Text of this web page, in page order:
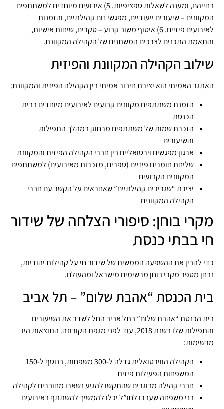
בחייהם, ומענה לשאלות ספציפיות. 5) אירועים מיוחדים למשתתפים
המקוונים – שיעורים ייעודיים, מפגשי זום קהילתיים, והזמנות
לאירועים פיזיים. 6) איסוף משוב קבוע – סקרים, שיחות אישיות,
והתאמת התכנים לצרכים המשתנים של הקהילה המקוונת.
שילוב הקהילה המקוונת והפיזית
האתגר האמיתי הוא יצירת חיבור אמיתי בין הקהילה הפיזית והמקוונת:
הזמנת משתתפים מקוונים קבועים לאירועים מיוחדים בבית
הכנסת
הזכרת שמות של משתתפים מרחוק במהלך התפילות
והשיעורים
ארגון מפגשים וירטואליים בין חברי הקהילה הפיזית והמקוונת
שליחת חומרים פיזיים (ספרים, מזכרות מאירועים) למשתתפים
המקוונים הקבועים
יצירת “שגרירים קהילתיים” שאחראים על הקשר עם חברי
הקהילה המקוונים
מקרי בוחן: סיפורי הצלחה של שידור
חי בבתי כנסת
כדי להבין את ההשפעה הממשית של שידור חי על קהילות יהודיות,
נבחן מספר מקרי בוחן מרשימים מישראל ומהעולם.
בית הכנסת “אהבת שלום” – תל אביב
בית הכנסת “אהבת שלום” בתל אביב החל לשדר את השיעורים
והתפילות שלו בשנת 2018, עוד לפני מגפת הקורונה. התוצאות היו
מרשימות:
הקהילה הווירטואלית גדלה ל-300 משפחות, בנוסף ל-150
המשפחות הפעילות פיזית
חברי קהילה מבוגרים שהתקשו להגיע נשארו מחוברים לקהילה
בני משפחה שעברו לחו”ל יכלו להמשיך להשתתף באירועים